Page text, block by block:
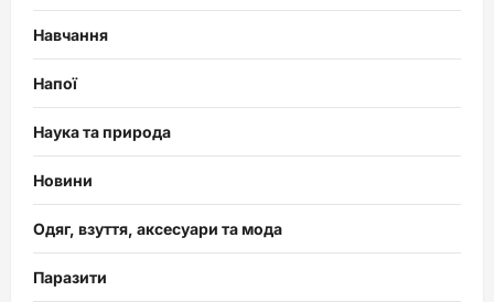
Навчання
Напої
Наука та природа
Новини
Одяг, взуття, аксесуари та мода
Паразити